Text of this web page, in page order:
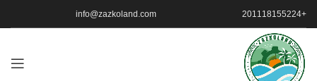
+201118155224
info@zazkoland.com